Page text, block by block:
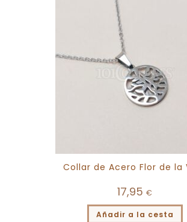
Collar de Acero Flor de la
17,95 €
Añadir a la cesta